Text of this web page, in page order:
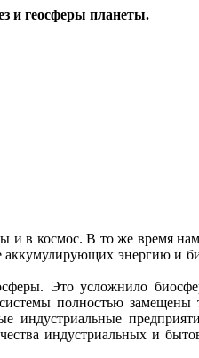
и геосферы планеты.
и в космос. В то же время
энергию и
Это усложнило
полностью замещены
индустриальные
индустриальных и